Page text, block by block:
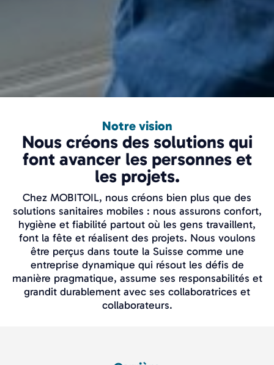
Notre vision
Nous créons des solutions qui
font avancer les personnes et
les projets.
Chez MOBITOIL, nous créons bien plus que des
solutions sanitaires mobiles : nous assurons confort,
hygiène et fiabilité partout où les gens travaillent,
font la fête et réalisent des projets. Nous voulons
être perçus dans toute la Suisse comme une
entreprise dynamique qui résout les défis de
manière pragmatique, assume ses responsabilités et
grandit durablement avec ses collaboratrices et
collaborateurs.